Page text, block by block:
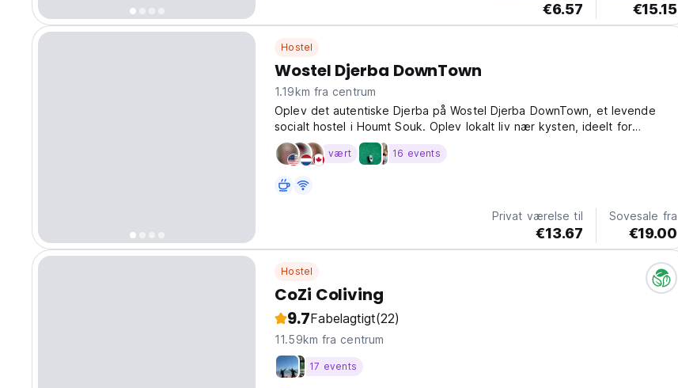
€6.57 €15.15
Hostel
Wostel Djerba DownTown
1.19km fra centrum
Oplev det autentiske Djerba på Wostel Djerba DownTown, et levende
socialt hostel i Houmt Souk. Oplev lokalt liv nær kysten, ideelt for
solorejsende, der søger fællesskab og tunesisk gæstfrihed. (Auto-
translated from original language)
vært 16 events
Privat værelse til
€13.67
Sovesale fra
€19.00
Hostel
CoZi Coliving
9.7Fabelagtigt(22)
11.59km fra centrum
17 events